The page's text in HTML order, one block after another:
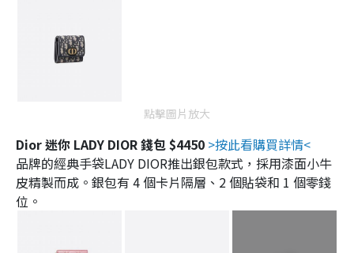
點擊圖片放大
Dior 迷你 LADY DIOR 錢包 $4450 >按此看購買詳情<
品牌的經典手袋LADY DIOR推出銀包款式，採用漆面小牛
皮精製而成。銀包有 4 個卡片隔層、2 個貼袋和 1 個零錢
位。